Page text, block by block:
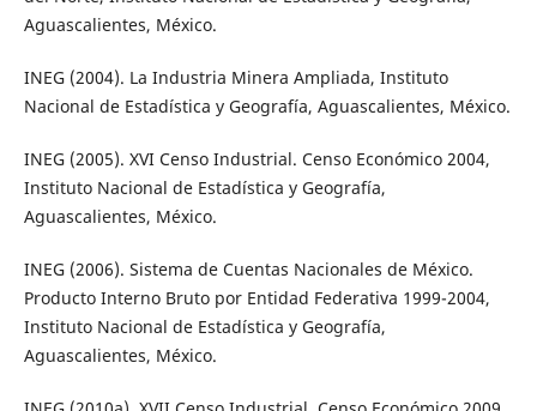
Aguascalientes, México.
INEG (2004). La Industria Minera Ampliada, Instituto
Nacional de Estadística y Geografía, Aguascalientes, México.
INEG (2005). XVI Censo Industrial. Censo Económico 2004,
Instituto Nacional de Estadística y Geografía,
Aguascalientes, México.
INEG (2006). Sistema de Cuentas Nacionales de México.
Producto Interno Bruto por Entidad Federativa 1999-2004,
Instituto Nacional de Estadística y Geografía,
Aguascalientes, México.